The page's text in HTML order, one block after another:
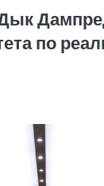
по